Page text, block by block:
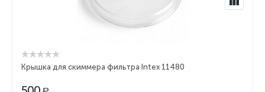
Крышка для скиммера фильтра Intex 11480